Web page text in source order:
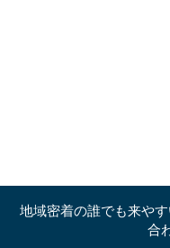
地域密着の誰でも来や
合